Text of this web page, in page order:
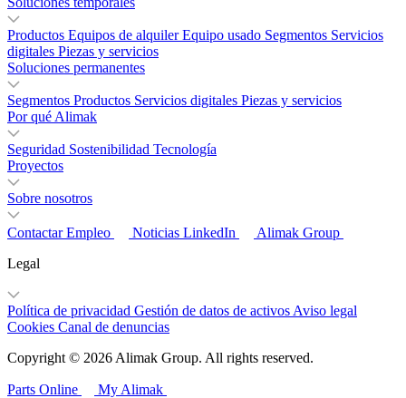
Productos Equipos de alquiler Equipo usado Segmentos Servicios
digitales Piezas y servicios
Soluciones permanentes
Segmentos Productos Servicios digitales Piezas y servicios
Por qué Alimak
Seguridad Sostenibilidad Tecnología
Proyectos
Sobre nosotros
Contactar Empleo Noticias LinkedIn
Alimak Group
Legal
Política de privacidad Gestión de datos de activos Aviso legal
Cookies Canal de denuncias
Copyright © 2026 Alimak Group. All rights reserved.
Parts Online My Alimak